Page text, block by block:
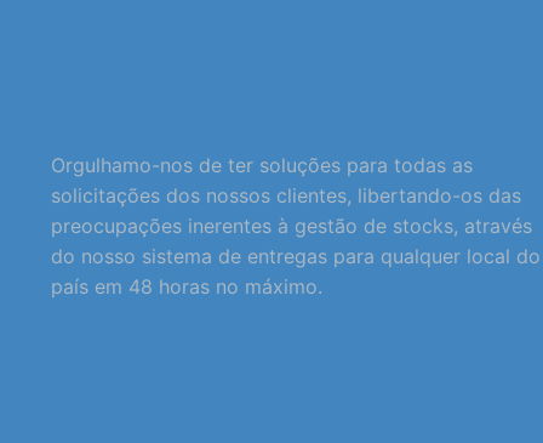
Orgulhamo-nos de ter soluções para todas as
solicitações dos nossos clientes, libertando-os das
preocupações inerentes à gestão de stocks, através
do nosso sistema de entregas para qualquer local do
país em 48 horas no máximo.